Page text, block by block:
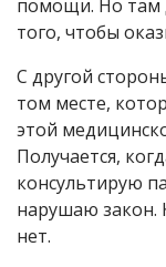
помощи. Но там
того, чтобы
С другой
том месте,
этой
Получается,
консультирую
нарушаю закон.
нет.